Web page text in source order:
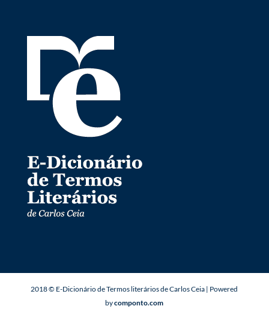
2018 © E-Dicionário de Termos literários de Carlos Ceia | Powered
bycomponto.com